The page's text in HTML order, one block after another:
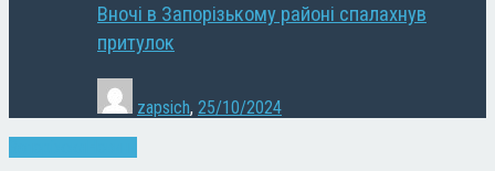
Вночі в Запорізькому районі спалахнув
притулок
zapsich, 25/10/2024